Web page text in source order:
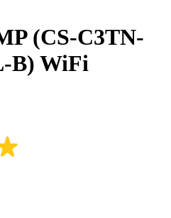
(CS-C3TN-
B) WiFi